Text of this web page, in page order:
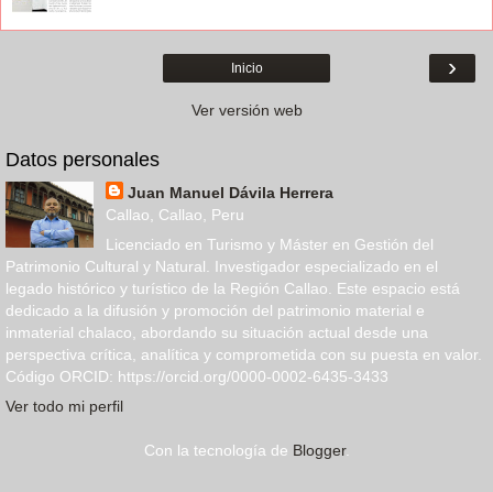
›
Inicio
Ver versión web
Datos personales
Juan Manuel Dávila Herrera
Callao, Callao, Peru
Licenciado en Turismo y Máster en Gestión del
Patrimonio Cultural y Natural. Investigador especializado en el
legado histórico y turístico de la Región Callao. Este espacio está
dedicado a la difusión y promoción del patrimonio material e
inmaterial chalaco, abordando su situación actual desde una
perspectiva crítica, analítica y comprometida con su puesta en valor.
Código ORCID: https://orcid.org/0000-0002-6435-3433
Ver todo mi perfil
Con la tecnología de Blogger.